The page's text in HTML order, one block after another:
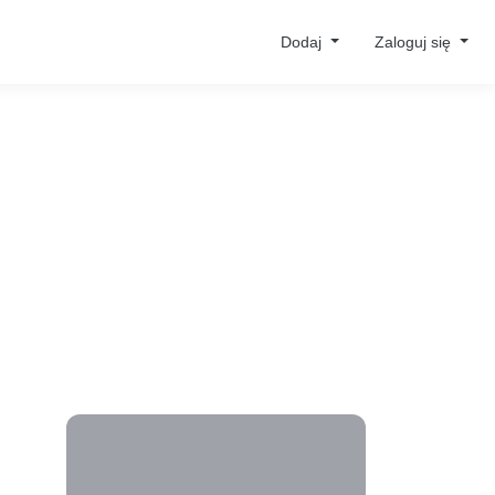
Dodaj Zaloguj się